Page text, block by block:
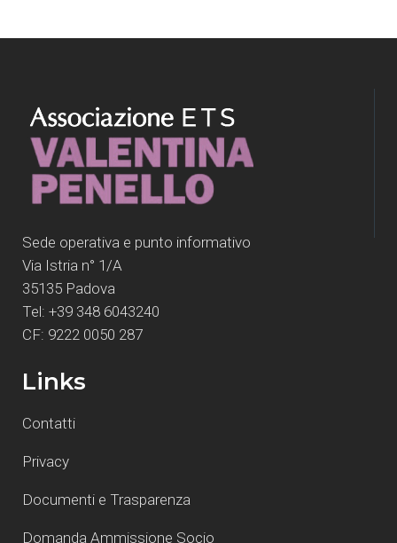
Sede operativa e punto informativo
Via Istria n° 1/A
35135 Padova
Tel: +39 348 6043240
CF: 9222 0050 287
Links
Contatti
Privacy
Documenti e Trasparenza
Domanda Ammissione Socio